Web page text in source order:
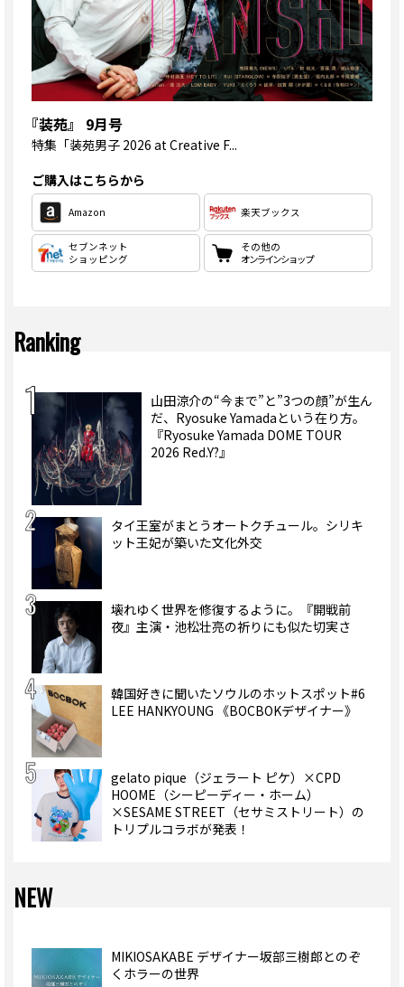
『装苑』 9月号
特集 「装苑男子 2026 at Creative F...
ご購入はこちらから
Amazon 楽天ブックス
セブンネット
ショッピング
その他の
オンラインショップ
Ranking
山田涼介の“今まで”と”3つの顔”が生ん
だ、Ryosuke Yamadaという在り方。
『Ryosuke Yamada DOME TOUR
2026 Red.Y?』
タイ王室がまとうオートクチュール。シリキ
ット王妃が築いた文化外交
壊れゆく世界を修復するように。『開戦前
夜』主演・池松壮亮の祈りにも似た切実さ
韓国好きに聞いたソウルのホットスポット#6
LEE HANKYOUNG 《BOCBOKデザイナー》
gelato pique（ジェラート ピケ）×CPD
HOOME（シーピーディー・ホーム）
×SESAME STREET（セサミストリート）の
トリプルコラボが発表！
NEW
MIKIOSAKABE デザイナー坂部三樹郎とのぞ
くホラーの世界